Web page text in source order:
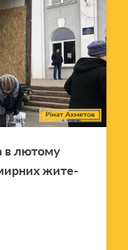
в лю­то­му
жи­те­